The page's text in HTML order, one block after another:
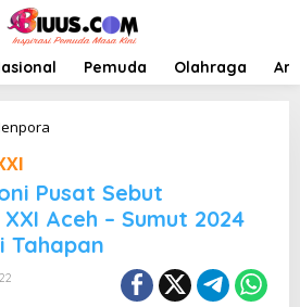
Pemuda Olahraga
u
a
U
m
Pusat Sebut
Aceh – Sumut 2024
Tahapan